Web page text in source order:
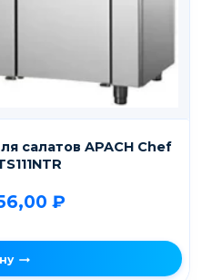
салатов APACH Chef
₽